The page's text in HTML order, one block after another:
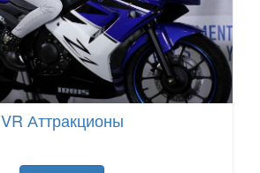
VR Аттракционы